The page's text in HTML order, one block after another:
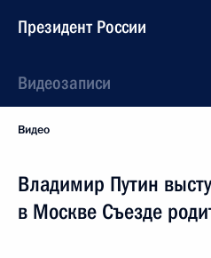
Президент России
Видеозаписи
Видео
Владимир Путин
в Москве Съезде